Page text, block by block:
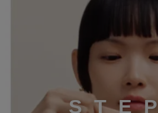
STEP